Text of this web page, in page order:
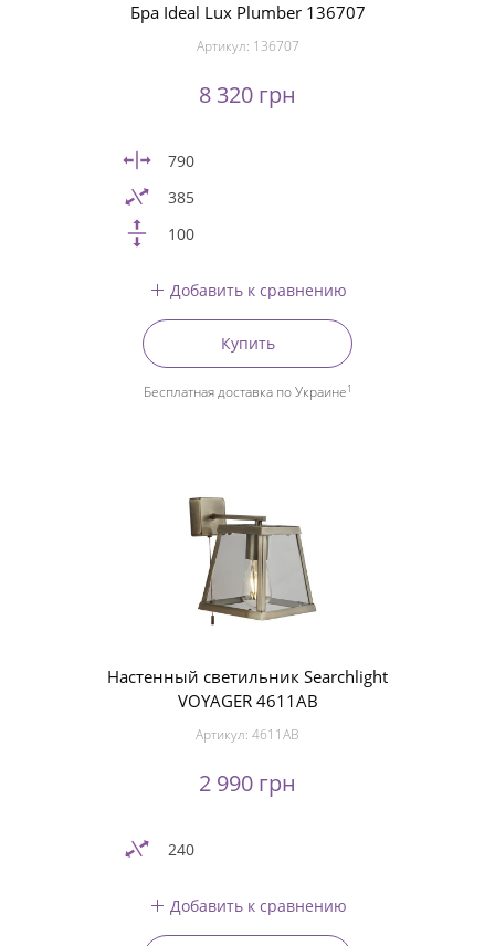
Бра Ideal Lux Plumber 136707
Артикул: 136707
8 320 грн
790
385
100
Добавить к сравнению
Купить
Бесплатная доставка по Украине1
Настенный светильник Searchlight
VOYAGER 4611AB
Артикул: 4611AB
2 990 грн
240
Добавить к сравнению